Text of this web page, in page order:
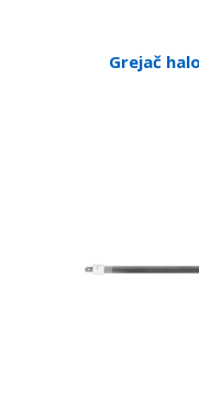
Grejač